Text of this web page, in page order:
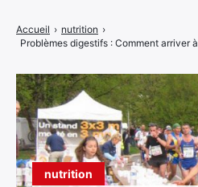
nutrition
Accueil › nutrition ›
Problèmes digestifs : Comment arriver
de